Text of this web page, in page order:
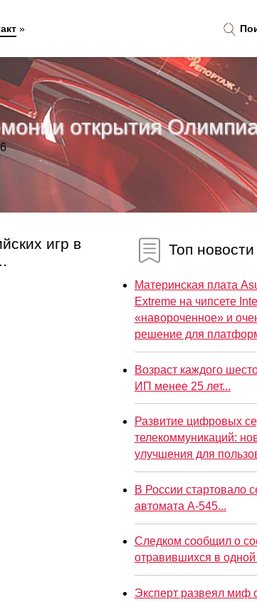
открытия
игр в
Топ новости
Материнская плата
Extreme на чипсете
«навороченное» и
решение для
Возраст каждого
ИП менее 25 лет...
Развитие цифровых
телекоммуникаций:
улучшения для
В России стартовало
автомата А-545...
Следком сообщил о
отравившихся в
Эксперт развеял миф
»